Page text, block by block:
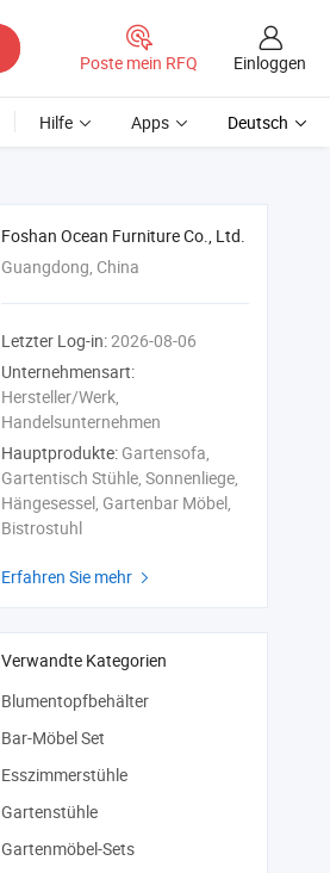
Poste mein RFQ Einloggen
Hilfe Apps Deutsch
Foshan Ocean Furniture Co., Ltd.
Guangdong, China
Letzter Log-in:2026-08-06
Unternehmensart:
Hersteller/Werk,
Handelsunternehmen
Hauptprodukte: Gartensofa,
Gartentisch Stühle, Sonnenliege,
Hängesessel, Gartenbar Möbel,
Bistrostuhl
Erfahren Sie mehr 
Verwandte Kategorien
Blumentopfbehälter
Bar-Möbel Set
Esszimmerstühle
Gartenstühle
Gartenmöbel-Sets